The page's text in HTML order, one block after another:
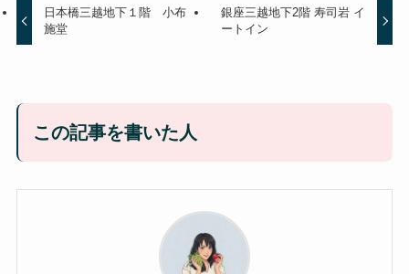
日本橋三越地下１階 小布
施堂
銀座三越地下2階 寿司岩 イ
ートイン
この記事を書いた人